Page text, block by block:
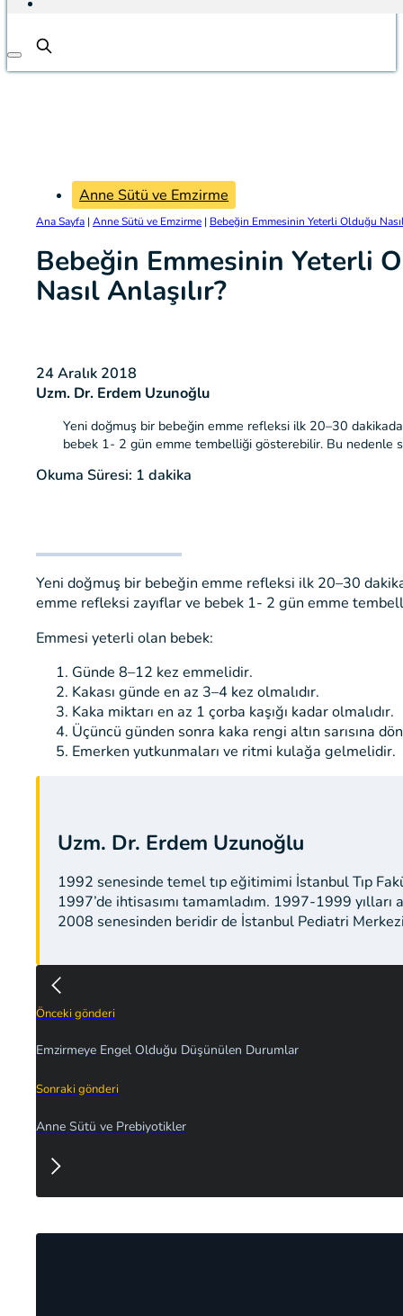
Anne Sütü ve Emzirme
Ana Sayfa | Anne Sütü ve Emzirme | Bebeğin Emmesinin Yeterli Olduğu
Bebeğin Emmesinin Yeterli
Nasıl Anlaşılır?
24 Aralık 2018
Uzm. Dr. Erdem Uzunoğlu
Yeni doğmuş bir bebeğin emme refleksi ilk 20–30
bebek 1- 2 gün emme tembelliği gösterebilir. Bu nedenle
Okuma Süresi: 1 dakika
Yeni doğmuş bir bebeğin emme refleksi ilk 20–30
emme refleksi zayıflar ve bebek 1- 2 gün emme
Emmesi yeterli olan bebek:
Günde 8–12 kez emmelidir.
Kakası günde en az 3–4 kez olmalıdır.
Kaka miktarı en az 1 çorba kaşığı kadar olmalıdır.
Üçüncü günden sonra kaka rengi altın sarısına
Emerken yutkunmaları ve ritmi kulağa gelmelidir.
Uzm. Dr. Erdem Uzunoğlu
1992 senesinde temel tıp eğitimimi İstanbul Tıp
1997’de ihtisasımı tamamladım. 1997-1999
2008 senesinden beridir de İstanbul Pediatri
Önceki gönderi
Emzirmeye Engel Olduğu Düşünülen Durumlar
Sonraki gönderi
Anne Sütü ve Prebiyotikler